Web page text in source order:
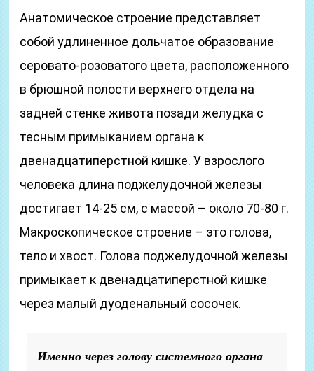
Анатомическое строение представляет
собой удлиненное дольчатое образование
серовато-розоватого цвета, расположенного
в брюшной полости верхнего отдела на
задней стенке живота позади желудка с
тесным примыканием органа к
двенадцатиперстной кишке. У взрослого
человека длина поджелудочной железы
достигает 14-25 см, с массой – около 70-80 г.
Макроскопическое строение – это голова,
тело и хвост. Голова поджелудочной железы
примыкает к двенадцатиперстной кишке
через малый дуоденальный сосочек.
Именно через голову системного органа